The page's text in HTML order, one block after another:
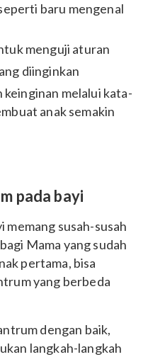
baru mengenal
menguji aturan
diinginkan
keinginan melalui kata-
anak semakin
pada bayi
susah-susah
Mama yang sudah
pertama, bisa
yang berbeda
dengan baik,
langkah-langkah